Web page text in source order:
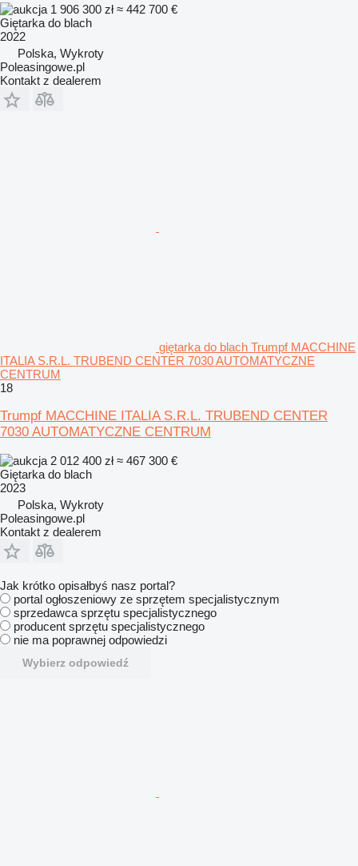
1 906 300 zł≈ 442 700 €
Giętarka do blach
2022
Polska, Wykroty
Poleasingowe.pl
Kontakt z dealerem
giętarka do blach Trumpf MACCHINE
ITALIA S.R.L. TRUBEND CENTER 7030 AUTOMATYCZNE
CENTRUM
18
Trumpf MACCHINE ITALIA S.R.L. TRUBEND CENTER
7030 AUTOMATYCZNE CENTRUM
2 012 400 zł≈ 467 300 €
Giętarka do blach
2023
Polska, Wykroty
Poleasingowe.pl
Kontakt z dealerem
Jak krótko opisałbyś nasz portal?
portal ogłoszeniowy ze sprzętem specjalistycznym
sprzedawca sprzętu specjalistycznego
producent sprzętu specjalistycznego
nie ma poprawnej odpowiedzi
Wybierz odpowiedź